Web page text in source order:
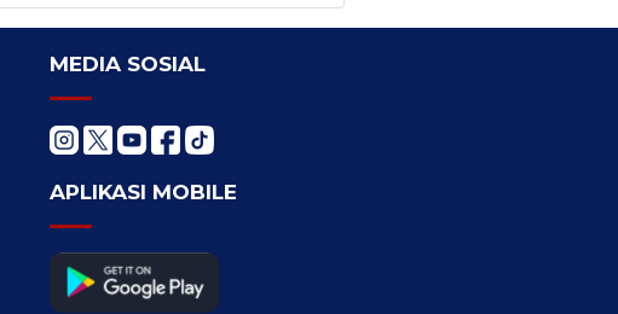
MEDIA SOSIAL
APLIKASI MOBILE